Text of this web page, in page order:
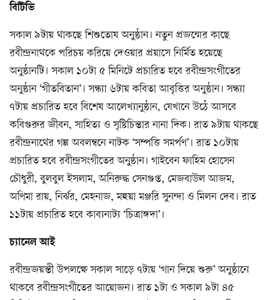
বিটিভি
সকাল ৯টায় থাকছে শিশুতোষ অনুষ্ঠান। নতুন প্রজন্মের কাছে
রবীন্দ্রনাথকে পরিচয় করিয়ে দেওয়ার প্রয়াসে নির্মিত হয়েছে
অনুষ্ঠানটি। সকাল ১০টা ৫ মিনিটে প্রচারিত হবে রবীন্দ্রসংগীতের
অনুষ্ঠান ‘গীতবিতান’। সন্ধ্যা ৬টায় কবিতা আবৃত্তির অনুষ্ঠান। সন্ধ্যা
৭টায় প্রচারিত হবে বিশেষ আলেখ্যানুষ্ঠান, যেখানে উঠে আসবে
কবিগুরুর জীবন, সাহিত্য ও সৃষ্টিচিন্তার নানা দিক। রাত ৯টায় থাকছে
রবীন্দ্রনাথের গল্প অবলম্বনে নাটক ‘সম্পত্তি সমর্পণ’। রাত ১০টায়
প্রচারিত হবে রবীন্দ্রসংগীতের অনুষ্ঠান। গাইবেন ফাহিম হোসেন
চৌধুরী, বুলবুল ইসলাম, অনিরুদ্ধ সেনগুপ্ত, মেজবাউল আজম,
অণিমা রায়, নির্ঝর, মেহনাজ, মহুয়া মঞ্জরি সুনন্দা ও মিলন দেব। রাত
১১টায় প্রচারিত হবে কাব্যনাট্য ‘চিত্রাঙ্গদা’।
চ্যানেল আই
রবীন্দ্রজয়ন্তী উপলক্ষে সকাল সাড়ে ৭টায় ‘গান দিয়ে শুরু’ অনুষ্ঠানে
থাকবে রবীন্দ্রসংগীতের আয়োজন। রাত ১টা ও সকাল ৯টা ৪৫